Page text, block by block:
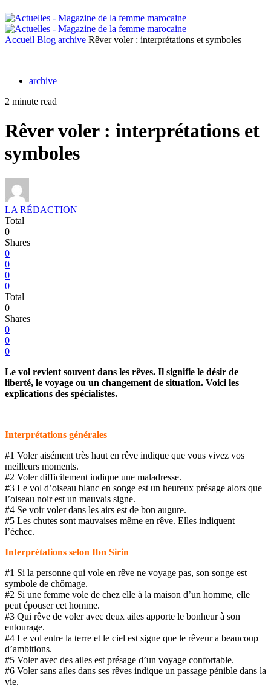
Accueil Blog archive Rêver voler : interprétations et symboles
archive
2 minute read
Rêver voler : interprétations et
symboles
LA RÉDACTION
Total
0
Shares
0
0
0
0
Total
0
Shares
0
0
0
Le vol revient souvent dans les rêves. Il signifie le désir de
liberté, le voyage ou un changement de situation. Voici les
explications des spécialistes.
Interprétations générales
#1 Voler aisément très haut en rêve indique que vous vivez vos
meilleurs moments.
#2 Voler difficilement indique une maladresse.
#3 Le vol d’oiseau blanc en songe est un heureux présage alors que
l’oiseau noir est un mauvais signe.
#4 Se voir voler dans les airs est de bon augure.
#5 Les chutes sont mauvaises même en rêve. Elles indiquent
l’échec.
Interprétations selon Ibn Sirin
#1 Si la personne qui vole en rêve ne voyage pas, son songe est
symbole de chômage.
#2 Si une femme vole de chez elle à la maison d’un homme, elle
peut épouser cet homme.
#3 Qui rêve de voler avec deux ailes apporte le bonheur à son
entourage.
#4 Le vol entre la terre et le ciel est signe que le rêveur a beaucoup
d’ambitions.
#5 Voler avec des ailes est présage d’un voyage confortable.
#6 Voler sans ailes dans ses rêves indique un passage pénible dans la
vie.